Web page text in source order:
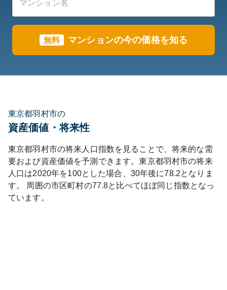
無料 マンションの今の価格を知る
東京都羽村市の
資産価値・将来性
東京都羽村市の将来人口指数を見ることで、将来的な需
要および資産価値を予測できます。東京都羽村市の将来
人口は2020年を100とした場合、30年後に78.2となりま
す。
周囲の市区町村の77.8と比べてほぼ同じ指数となっ
ています。